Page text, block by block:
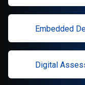
Embedded
Digital